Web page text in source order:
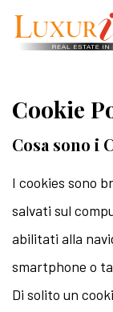
Cookie
Cosa sono i
I cookies sono
salvati sul
abilitati alla
smartphone o
Di solito un